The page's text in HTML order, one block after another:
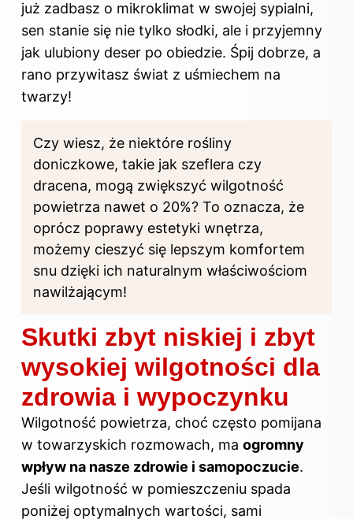
już zadbasz o mikroklimat w swojej sypialni,
sen stanie się nie tylko słodki, ale i przyjemny
jak ulubiony deser po obiedzie. Śpij dobrze, a
rano przywitasz świat z uśmiechem na
twarzy!
Czy wiesz, że niektóre rośliny
doniczkowe, takie jak szeflera czy
dracena, mogą zwiększyć wilgotność
powietrza nawet o 20%? To oznacza, że
oprócz poprawy estetyki wnętrza,
możemy cieszyć się lepszym komfortem
snu dzięki ich naturalnym właściwościom
nawilżającym!
Skutki zbyt niskiej i zbyt
wysokiej wilgotności dla
zdrowia i wypoczynku
Wilgotność powietrza, choć często pomijana
w towarzyskich rozmowach, ma ogromny
wpływ na nasze zdrowie i samopoczucie.
Jeśli wilgotność w pomieszczeniu spada
poniżej optymalnych wartości, sami